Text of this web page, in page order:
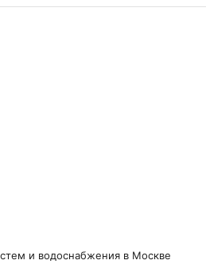
и водоснабжения в Москве